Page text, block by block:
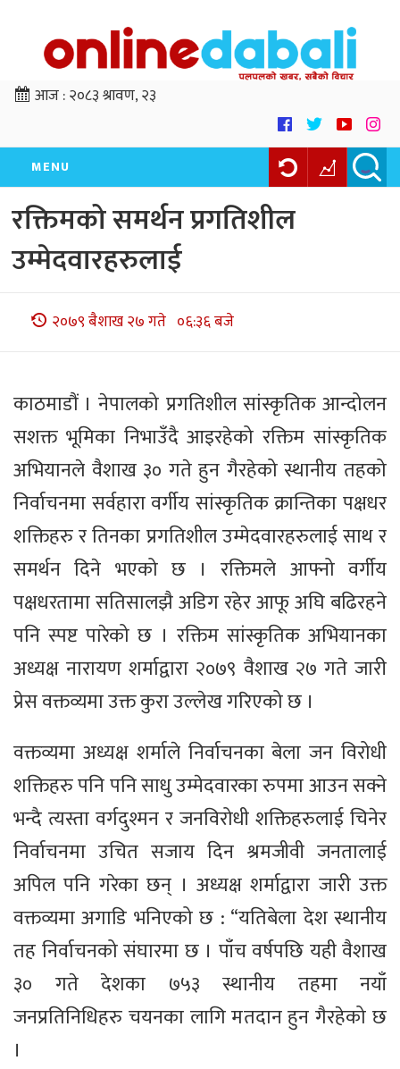
आज :२०८३ श्रावण, २३
MENU
रक्तिमको समर्थन प्रगतिशील
उम्मेदवारहरुलाई
२०७९ बैशाख २७ गते ०६:३६ बजे
काठमाडौं । नेपालको प्रगतिशील सांस्कृतिक आन्दोलन
सशक्त भूमिका निभाउँदै आइरहेको रक्तिम सांस्कृतिक
अभियानले वैशाख ३० गते हुन गैरहेको स्थानीय तहको
निर्वाचनमा सर्वहारा वर्गीय सांस्कृतिक क्रान्तिका पक्षधर
शक्तिहरु र तिनका प्रगतिशील उम्मेदवारहरुलाई साथ र
समर्थन दिने भएको छ । रक्तिमले आफ्नो वर्गीय
पक्षधरतामा सतिसालझै अडिग रहेर आफू अघि बढिरहने
पनि स्पष्ट पारेको छ । रक्तिम सांस्कृतिक अभियानका
अध्यक्ष नारायण शर्माद्वारा २०७९ वैशाख २७ गते जारी
प्रेस वक्तव्यमा उक्त कुरा उल्लेख गरिएको छ ।
वक्तव्यमा अध्यक्ष शर्माले निर्वाचनका बेला जन विरोधी
शक्तिहरु पनि पनि साधु उम्मेदवारका रुपमा आउन सक्ने
भन्दै त्यस्ता वर्गदुश्मन र जनविरोधी शक्तिहरुलाई चिनेर
निर्वाचनमा उचित सजाय दिन श्रमजीवी जनतालाई
अपिल पनि गरेका छन् । अध्यक्ष शर्माद्वारा जारी उक्त
वक्तव्यमा अगाडि भनिएको छ : “यतिबेला देश स्थानीय
तह निर्वाचनको संघारमा छ । पाँच वर्षपछि यही वैशाख
३० गते देशका ७५३ स्थानीय तहमा नयाँ
जनप्रतिनिधिहरु चयनका लागि मतदान हुन गैरहेको छ
।